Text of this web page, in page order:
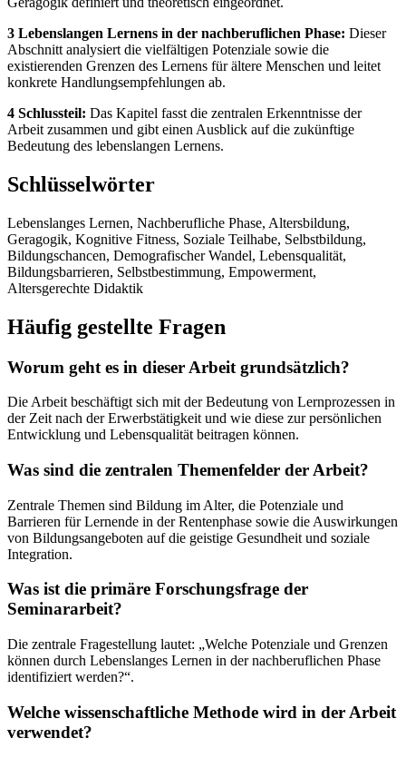
3 Lebenslangen Lernens in der nachberuflichen Phase: Dieser
Abschnitt analysiert die vielfältigen Potenziale sowie die
existierenden Grenzen des Lernens für ältere Menschen und leitet
konkrete Handlungsempfehlungen ab.
4 Schlussteil: Das Kapitel fasst die zentralen Erkenntnisse der
Arbeit zusammen und gibt einen Ausblick auf die zukünftige
Bedeutung des lebenslangen Lernens.
Schlüsselwörter
Lebenslanges Lernen, Nachberufliche Phase, Altersbildung,
Geragogik, Kognitive Fitness, Soziale Teilhabe, Selbstbildung,
Bildungschancen, Demografischer Wandel, Lebensqualität,
Bildungsbarrieren, Selbstbestimmung, Empowerment,
Altersgerechte Didaktik
Häufig gestellte Fragen
Worum geht es in dieser Arbeit grundsätzlich?
Die Arbeit beschäftigt sich mit der Bedeutung von Lernprozessen in
der Zeit nach der Erwerbstätigkeit und wie diese zur persönlichen
Entwicklung und Lebensqualität beitragen können.
Was sind die zentralen Themenfelder der Arbeit?
Zentrale Themen sind Bildung im Alter, die Potenziale und
Barrieren für Lernende in der Rentenphase sowie die Auswirkungen
von Bildungsangeboten auf die geistige Gesundheit und soziale
Integration.
Was ist die primäre Forschungsfrage der
Seminararbeit?
Die zentrale Fragestellung lautet: „Welche Potenziale und Grenzen
können durch Lebenslanges Lernen in der nachberuflichen Phase
identifiziert werden?“.
Welche wissenschaftliche Methode wird in der Arbeit
verwendet?